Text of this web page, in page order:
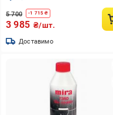
5 700 -1 715 ₴
3 985 ₴/шт.
Доставимо